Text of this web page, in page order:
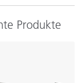
Produkte